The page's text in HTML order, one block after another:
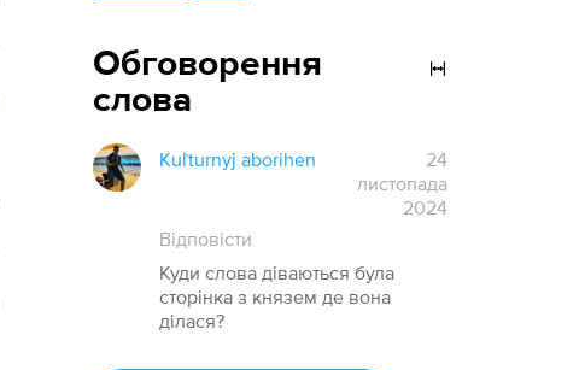
Обговорення
слова
Kuľturnyj aborihen
24
листопада
2024
Відповісти
Куди слова діваються була
сторінка з князем де вона
ділася?